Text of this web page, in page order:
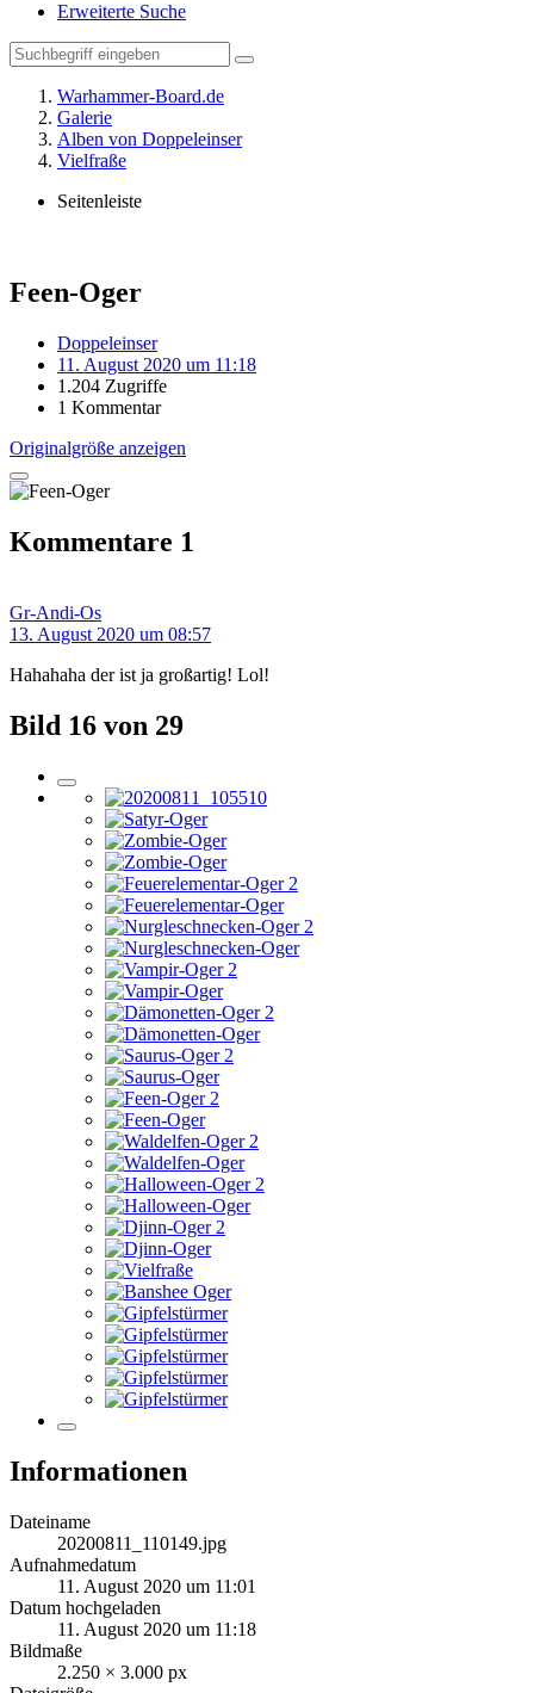
Erweiterte Suche
Warhammer-Board.de
Galerie
Alben von Doppeleinser
Vielfraße
Seitenleiste
Feen-Oger
Doppeleinser
11. August 2020 um 11:18
1.204 Zugriffe
1 Kommentar
Originalgröße anzeigen
Kommentare 1
Gr-Andi-Os
13. August 2020 um 08:57
Hahahaha der ist ja großartig! Lol!
Bild 16 von 29
Informationen
Dateiname
20200811_110149.jpg
Aufnahmedatum
11. August 2020 um 11:01
Datum hochgeladen
11. August 2020 um 11:18
Bildmaße
2.250 × 3.000 px